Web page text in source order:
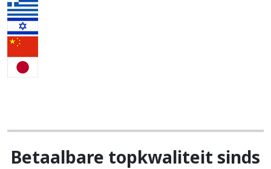
Betaalbare topkwaliteit sinds